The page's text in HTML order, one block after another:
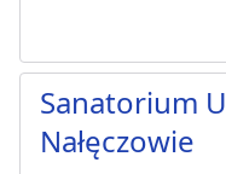
Sanatorium
Nałęczowie